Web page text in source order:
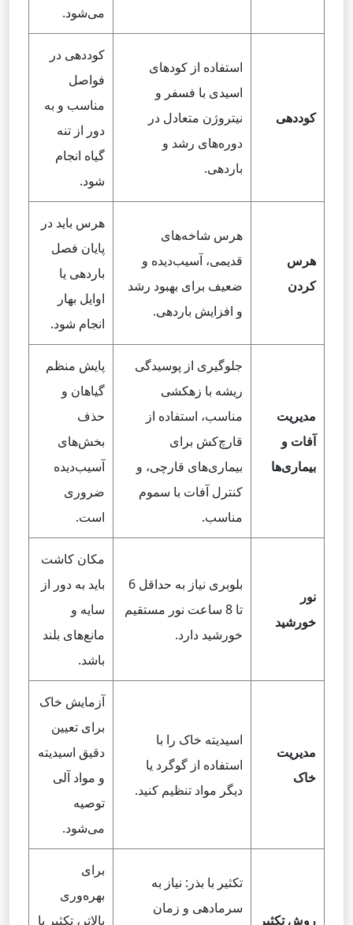
می‌شود.
کوددهی
استفاده از کودهای
اسیدی با فسفر و
نیتروژن متعادل در
دوره‌های رشد و
باردهی.
کوددهی در
فواصل
مناسب و به
دور از تنه
گیاه انجام
شود.
هرس
کردن
هرس شاخه‌های
قدیمی، آسیب‌دیده و
ضعیف برای بهبود رشد
و افزایش باردهی.
هرس باید در
پایان فصل
باردهی یا
اوایل بهار
انجام شود.
مدیریت
آفات و
بیماری‌ها
جلوگیری از پوسیدگی
ریشه با زهکشی
مناسب، استفاده از
قارچ‌کش برای
بیماری‌های قارچی، و
کنترل آفات با سموم
مناسب.
پایش منظم
گیاهان و
حذف
بخش‌های
آسیب‌دیده
ضروری
است.
نور
خورشید
بلوبری نیاز به حداقل 6
تا 8 ساعت نور مستقیم
خورشید دارد.
مکان کاشت
باید به دور از
سایه و
مانع‌های بلند
باشد.
مدیریت
خاک
اسیدیته خاک را با
استفاده از گوگرد یا
دیگر مواد تنظیم کنید.
آزمایش خاک
برای تعیین
دقیق اسیدیته
و مواد آلی
توصیه
می‌شود.
روش تکثیر
تکثیر با بذر: نیاز به
سرمادهی و زمان
برای
بهره‌وری
بالاتر، تکثیر با